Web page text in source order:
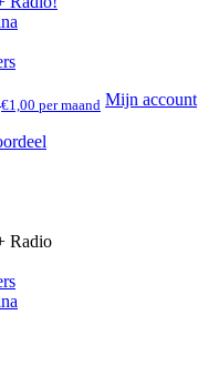
€1,00 per maand Mijn account
Radio